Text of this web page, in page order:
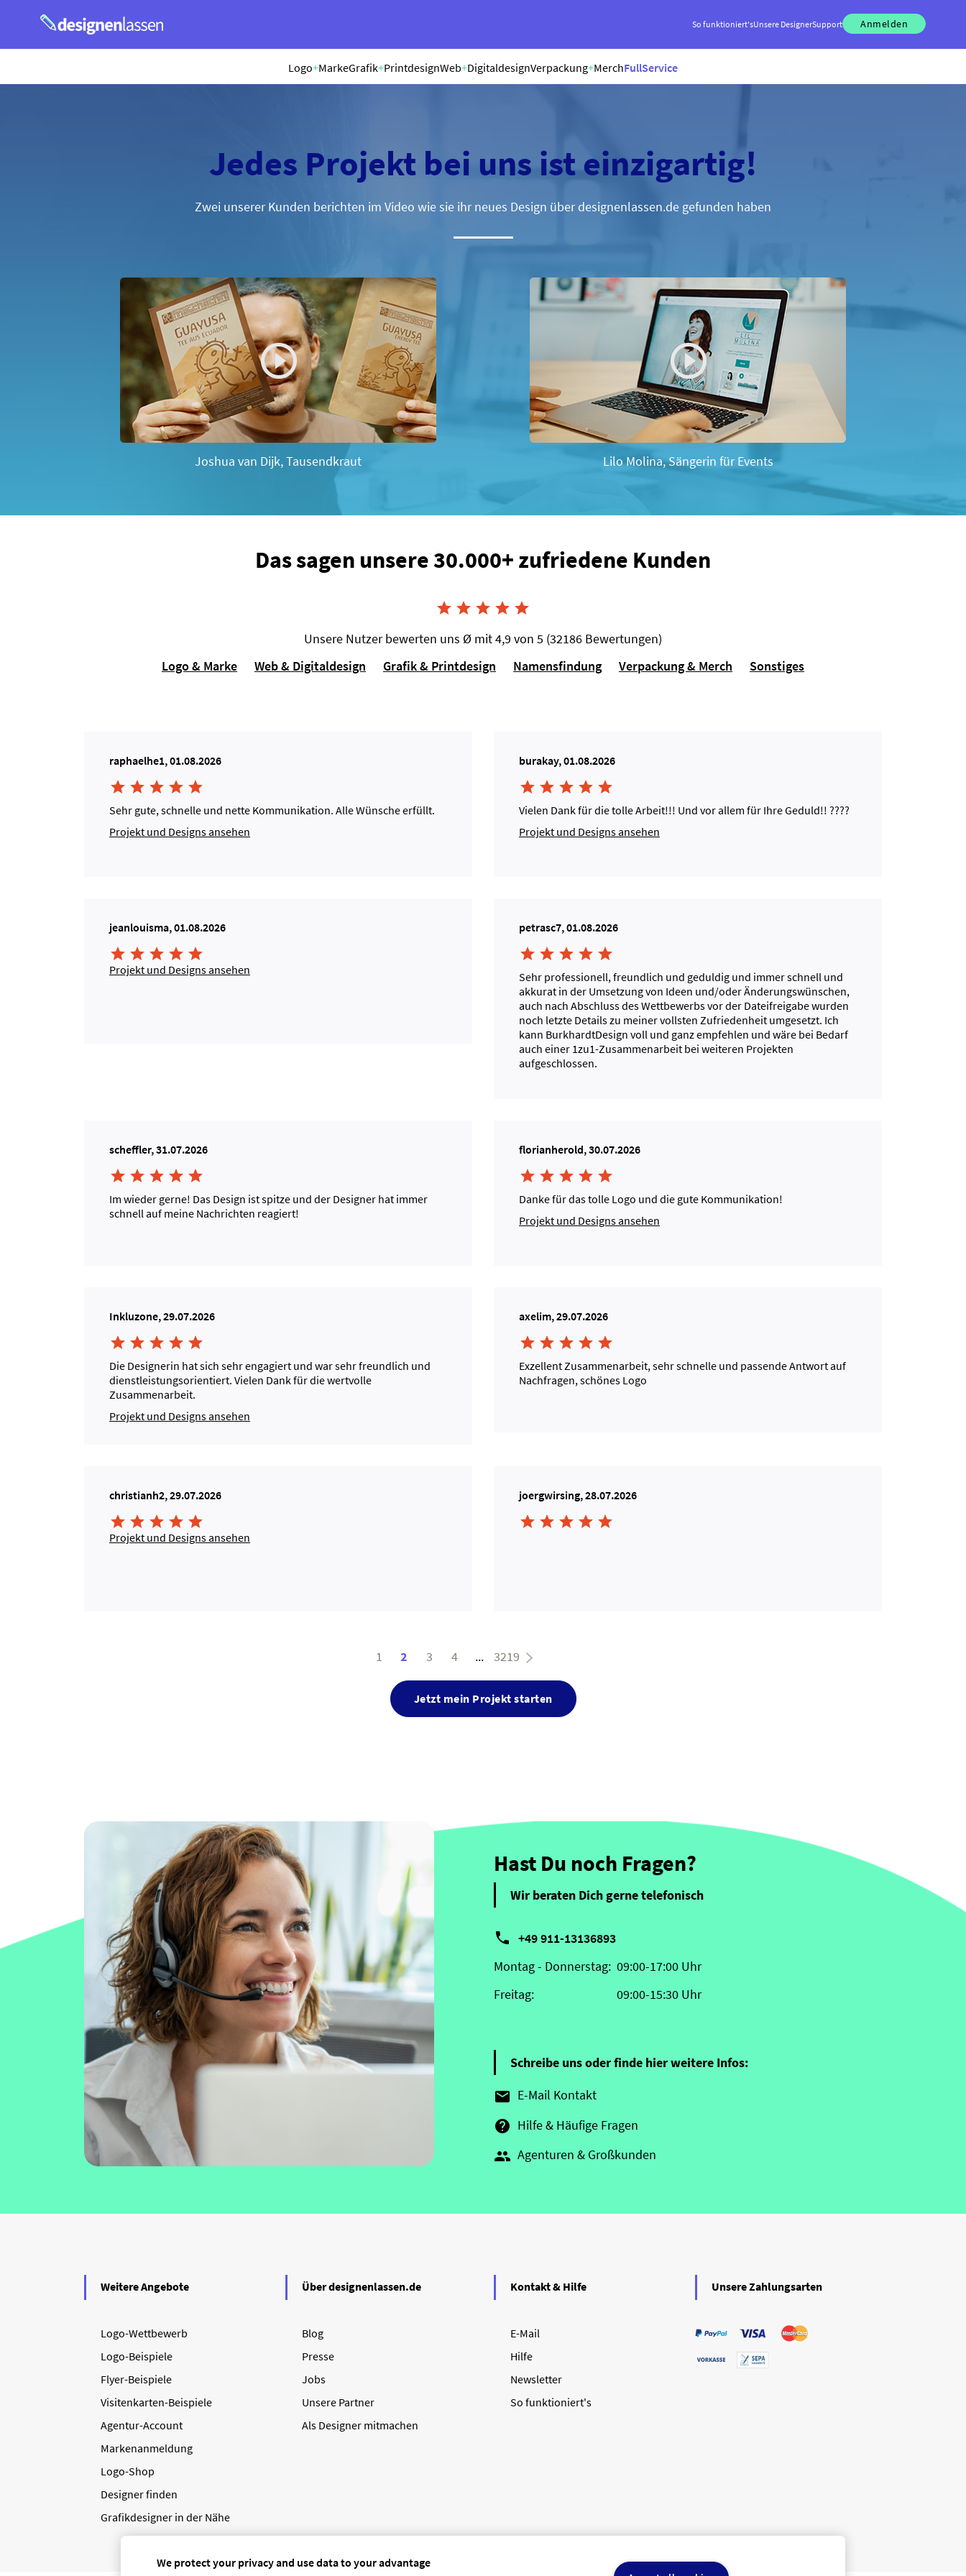
So funktioniert'sUnsere DesignerSupport Anmelden
Logo+MarkeGrafik+PrintdesignWeb+DigitaldesignVerpackung+MerchFullService
Jedes Projekt bei uns ist einzigartig!
Zwei unserer Kunden berichten im Video wie sie ihr neues Design über designenlassen.de gefunden haben
Joshua van Dijk, Tausendkraut Lilo Molina, Sängerin für Events
Das sagen unsere 30.000+ zufriedene Kunden
    
Unsere Nutzer bewerten uns Ø mit 4,9 von 5 (32186 Bewertungen)
Logo & Marke
Web & Digitaldesign Grafik & Printdesign Namensfindung Verpackung & Merch Sonstiges
raphaelhe1, 01.08.2026
    
Sehr gute, schnelle und nette Kommunikation. Alle Wünsche erfüllt.
Projekt und Designs ansehen
burakay, 01.08.2026
    
Vielen Dank für die tolle Arbeit!!! Und vor allem für Ihre Geduld!! ????
Projekt und Designs ansehen
jeanlouisma, 01.08.2026
    
Projekt und Designs ansehen
petrasc7, 01.08.2026
    
Sehr professionell, freundlich und geduldig und immer schnell und
akkurat in der Umsetzung von Ideen und/oder Änderungswünschen,
auch nach Abschluss des Wettbewerbs vor der Dateifreigabe wurden
noch letzte Details zu meiner vollsten Zufriedenheit umgesetzt. Ich
kann BurkhardtDesign voll und ganz empfehlen und wäre bei Bedarf
auch einer 1zu1-Zusammenarbeit bei weiteren Projekten
aufgeschlossen.
scheffler, 31.07.2026
    
Im wieder gerne! Das Design ist spitze und der Designer hat immer
schnell auf meine Nachrichten reagiert!
florianherold, 30.07.2026
    
Danke für das tolle Logo und die gute Kommunikation!
Projekt und Designs ansehen
Inkluzone, 29.07.2026
    
Die Designerin hat sich sehr engagiert und war sehr freundlich und
dienstleistungsorientiert. Vielen Dank für die wertvolle
Zusammenarbeit.
Projekt und Designs ansehen
axelim, 29.07.2026
    
Exzellent Zusammenarbeit, sehr schnelle und passende Antwort auf
Nachfragen, schönes Logo
christianh2, 29.07.2026
    
Projekt und Designs ansehen
joergwirsing, 28.07.2026
    
1 2 3 4 ... 3219
Jetzt mein Projekt starten
Hast Du noch Fragen?
Wir beraten Dich gerne telefonisch
 +49 911-13136893
Montag - Donnerstag:
Freitag:
09:00-17:00 Uhr
09:00-15:30 Uhr
Schreibe uns oder finde hier weitere Infos:
 E-Mail Kontakt
 Hilfe & Häufige Fragen
 Agenturen & Großkunden
Weitere Angebote
Logo-Wettbewerb
Logo-Beispiele
Flyer-Beispiele
Visitenkarten-Beispiele
Agentur-Account
Markenanmeldung
Logo-Shop
Designer finden
Grafikdesigner in der Nähe
Über designenlassen.de
Blog
Presse
Jobs
Unsere Partner
Als Designer mitmachen
Kontakt & Hilfe
E-Mail
Hilfe
Newsletter
So funktioniert's
Unsere Zahlungsarten
We protect your privacy and use data to your advantage